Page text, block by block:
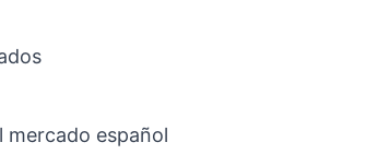
mercado español